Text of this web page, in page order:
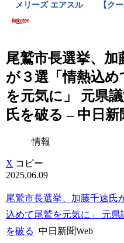
尾鷲市長選挙、加
が３選「情熱込め
を元気に」 元県
氏を破る – 中日新
情報
X コピー
2025.06.09
尾鷲市長選挙、加藤千速氏
込めて尾鷲を元気に」 元県
を破る 中日新聞Web